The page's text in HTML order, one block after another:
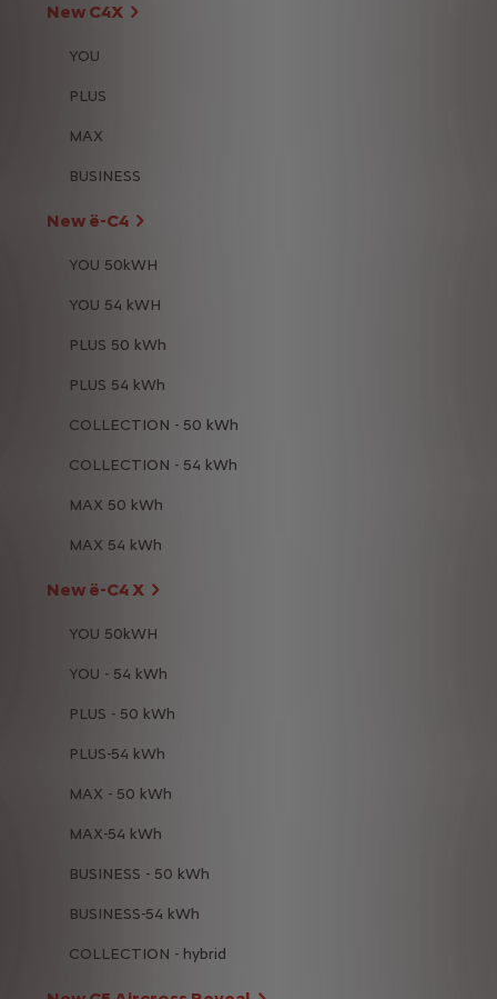
New C4X
YOU
PLUS
MAX
BUSINESS
New ë-C4
YOU 50kWH
YOU 54 kWH
PLUS 50 kWh
PLUS 54 kWh
COLLECTION - 50 kWh
COLLECTION - 54 kWh
MAX 50 kWh
MAX 54 kWh
New ë-C4 X
YOU 50kWH
YOU - 54 kWh
PLUS - 50 kWh
PLUS-54 kWh
MAX - 50 kWh
MAX-54 kWh
BUSINESS - 50 kWh
BUSINESS-54 kWh
COLLECTION - hybrid